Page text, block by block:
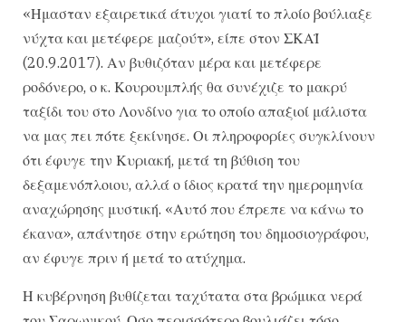
«Ημασταν εξαιρετικά άτυχοι γιατί το πλοίο βούλιαξε
νύχτα και μετέφερε μαζούτ», είπε στον ΣΚΑΪ
(20.9.2017). Αν βυθιζόταν μέρα και μετέφερε
ροδόνερο, ο κ. Κουρουμπλής θα συνέχιζε το μακρύ
ταξίδι του στο Λονδίνο για το οποίο απαξιοί μάλιστα
να μας πει πότε ξεκίνησε. Οι πληροφορίες συγκλίνουν
ότι έφυγε την Κυριακή, μετά τη βύθιση του
δεξαμενόπλοιου, αλλά ο ίδιος κρατά την ημερομηνία
αναχώρησης μυστική. «Αυτό που έπρεπε να κάνω το
έκανα», απάντησε στην ερώτηση του δημοσιογράφου,
αν έφυγε πριν ή μετά το ατύχημα.
Η κυβέρνηση βυθίζεται ταχύτατα στα βρώμικα νερά